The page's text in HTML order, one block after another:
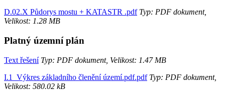
D.02.X Půdorys mostu + KATASTR .pdfTyp: PDF dokument,
Velikost: 1.28 MB
Platný územní plán
Text řešeníTyp: PDF dokument, Velikost: 1.47 MB
I.1_Výkres základního členění území.pdf.pdfTyp: PDF dokument,
Velikost: 580.02 kB